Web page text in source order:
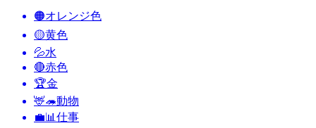
🟠オレンジ色
🟡黄色
💦水
🔴赤色
🏆金
🦌🦔動物
💼📊 仕事